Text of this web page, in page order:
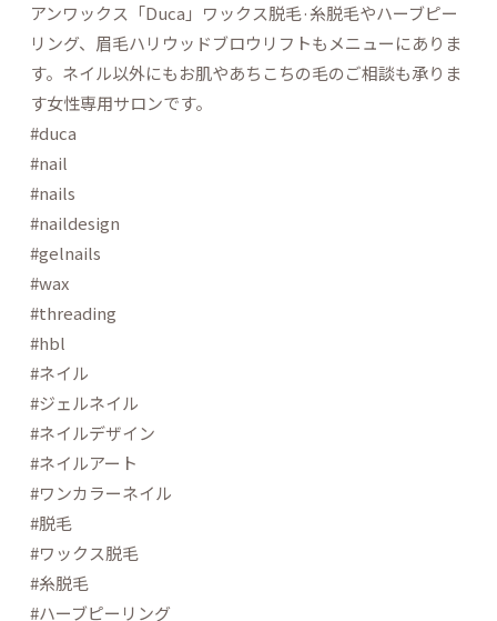
アンワックス「Duca」ワックス脱毛·糸脱毛やハーブピー
リング、眉毛ハリウッドブロウリフトもメニューにありま
す。ネイル以外にもお肌やあちこちの毛のご相談も承りま
す女性専用サロンです。
#duca
#nail
#nails
#naildesign
#gelnails
#wax
#threading
#hbl
#ネイル
#ジェルネイル
#ネイルデザイン
#ネイルアート
#ワンカラーネイル
#脱毛
#ワックス脱毛
#糸脱毛
#ハーブピーリング